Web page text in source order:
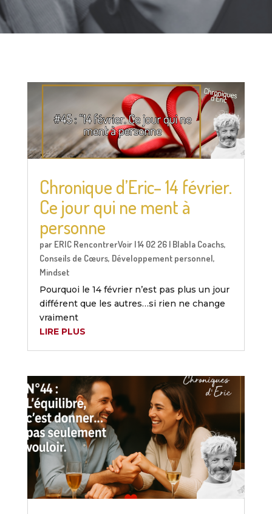
Chronique d’Eric– 14 février.
Ce jour qui ne ment à
personne
par ERIC RencontrerVoir|14 02 26| Blabla Coachs,
Conseils de Cœurs, Développement personnel,
Mindset
Pourquoi le 14 février n’est pas plus un jour
différent que les autres…si rien ne change
vraiment
LIRE PLUS